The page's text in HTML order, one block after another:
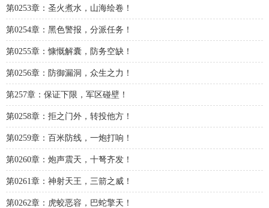
第0253章：圣火煮水，山海绘卷！
第0254章：黑色警报，分派任务！
第0255章：慷慨解囊，防务空缺！
第0256章：防御漏洞，众生之力！
第257章：保证下限，军区碰壁！
第0258章：拒之门外，转投他方！
第0259章：百米防线，一炮打响！
第0260章：炮声震天，十弩齐发！
第0261章：神射天王，三箭之威！
第0262章：虎蛟恶容，巴蛇擎天！